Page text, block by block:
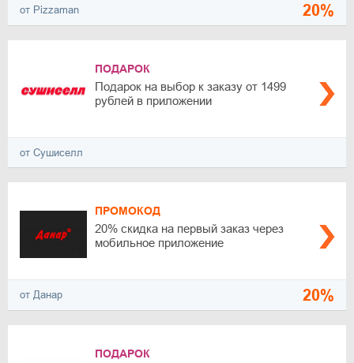
от Pizzaman 20%
ПОДАРОК
Подарок на выбор к заказу от 1499
рублей в приложении
от Сушиселл
ПРОМОКОД
20% скидка на первый заказ через
мобильное приложение
от Данар 20%
ПОДАРОК